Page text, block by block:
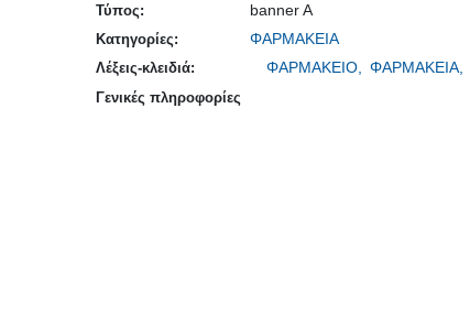
Τύπος: banner A
Κατηγορίες: ΦΑΡΜΑΚΕΙΑ
Λέξεις-κλειδιά: ΦΑΡΜΑΚΕΙΟ, ΦΑΡΜΑΚΕΙΑ,
Γενικές πληροφορίες